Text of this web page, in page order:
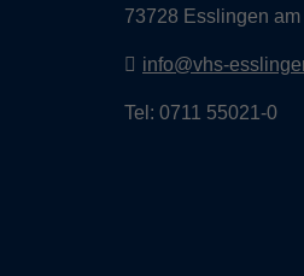
73728 Esslingen
info@vhs-
Tel: 0711 55021-0